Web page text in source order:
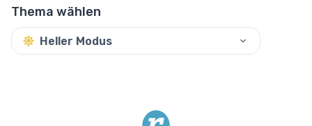
Thema wählen
Heller Modus